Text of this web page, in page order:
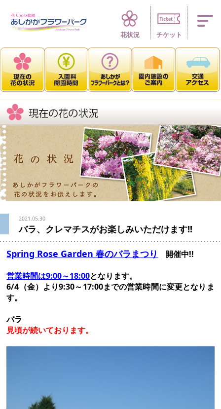
四季折々 花の
花状況 チケット
2021.05.30
バラ、クレマチスがお楽しみいただけます!!
Spring Rose Garden 春のバラまつり
開催中!!
営業時間は9:00～18:00となります。
6/4（金）より9:30～17:00までの営業時間に変更となりま
す。
バラ
見頃が続いております。